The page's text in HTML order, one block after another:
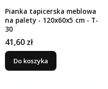
Pianka tapicerska meblowa
na palety - 120x60x5 cm - T-
30
Cena
41,60 zł
Do koszyka